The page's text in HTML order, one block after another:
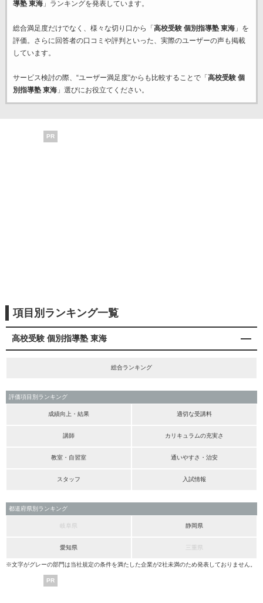
導塾 東海」ランキングを発表しています。
総合満足度だけでなく、様々な切り口から「 高校受験 個別指導塾 東海」を
評価。さらに回答者の口コミや評判といった、実際のユーザーの声も掲載
しています。
サービス検討の際、“ユーザー満足度”からも比較することで「 高校受験 個
別指導塾 東海」選びにお役立てください。
PR
項目別ランキング一覧
高校受験 個別指導塾 東海
総合ランキング
評価項目別ランキング
成績向上・結果 適切な受講料
講師 カリキュラムの充実さ
教室・自習室 通いやすさ・治安
スタッフ 入試情報
都道府県別ランキング
岐阜県 静岡県
愛知県
※文字がグレーの部門は当社規定の条件を満たした企業が2社未満のため発表しておりません。
PR